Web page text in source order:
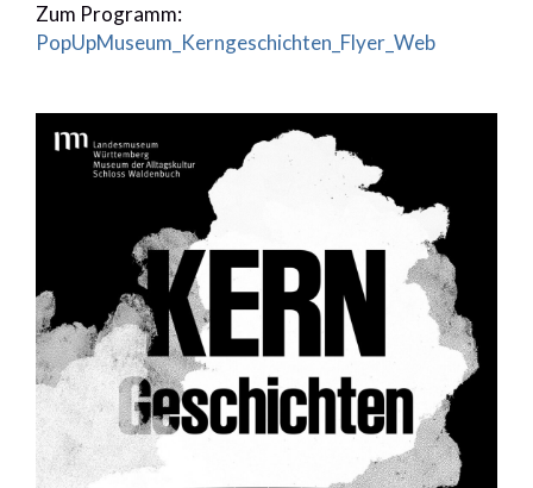
Zum Programm:
PopUpMuseum_Kerngeschichten_Flyer_Web